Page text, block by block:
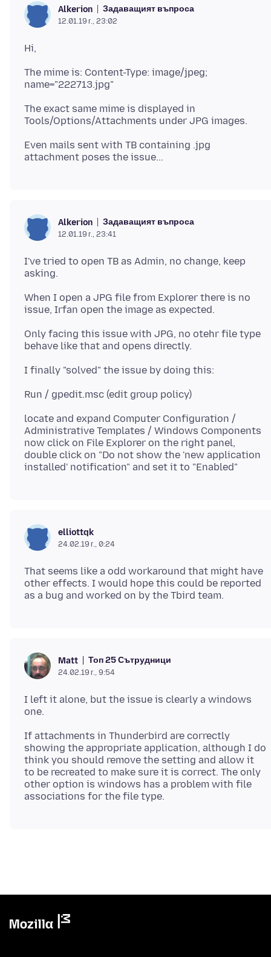
Alkerion Задаващият въпроса
12.01.19 г., 23:02
The mime is: Content-Type: image/jpeg;
The exact same mime is displayed in
Even mails sent with TB containing .jpg
Alkerion Задаващият въпроса
12.01.19 г., 23:41
I've tried to open TB as Admin, no change, keep
When I open a JPG file from Explorer there is no
Only facing this issue with JPG, no otehr file type
locate and expand Computer Configuration /
Administrative Templates / Windows Components
now click on File Explorer on the right panel,
double click on "Do not show the 'new application
elliottqk
24.02.19 г., 0:24
That seems like a odd workaround that might have
other effects. I would hope this could be reported
Matt Топ 25 Сътрудници
24.02.19 г., 9:54
I left it alone, but the issue is clearly a windows
If attachments in Thunderbird are correctly
showing the appropriate application, although I do
think you should remove the setting and allow it
to be recreated to make sure it is correct. The only
other option is windows has a problem with file